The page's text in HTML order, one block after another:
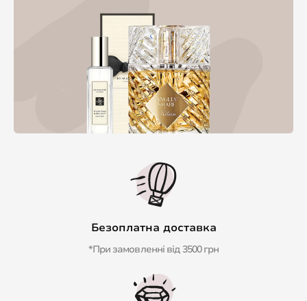
Безоплатна доставка
*При замовленні від 3500 грн